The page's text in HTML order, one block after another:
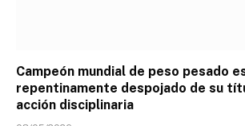
Campeón mundial de peso pesado
repentinamente despojado de su
acción disciplinaria